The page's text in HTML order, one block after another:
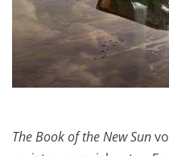
The Book of the New Sun